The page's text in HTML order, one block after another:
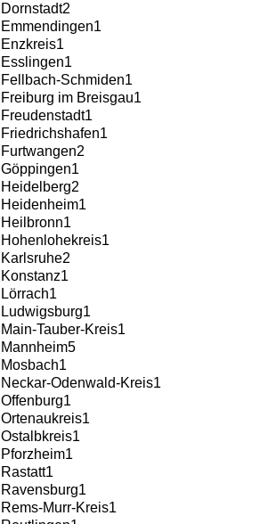
Dornstadt2
Emmendingen1
Enzkreis1
Esslingen1
Fellbach-Schmiden1
Freiburg im Breisgau1
Freudenstadt1
Friedrichshafen1
Furtwangen2
Göppingen1
Heidelberg2
Heidenheim1
Heilbronn1
Hohenlohekreis1
Karlsruhe2
Konstanz1
Lörrach1
Ludwigsburg1
Main-Tauber-Kreis1
Mannheim5
Mosbach1
Neckar-Odenwald-Kreis1
Offenburg1
Ortenaukreis1
Ostalbkreis1
Pforzheim1
Rastatt1
Ravensburg1
Rems-Murr-Kreis1